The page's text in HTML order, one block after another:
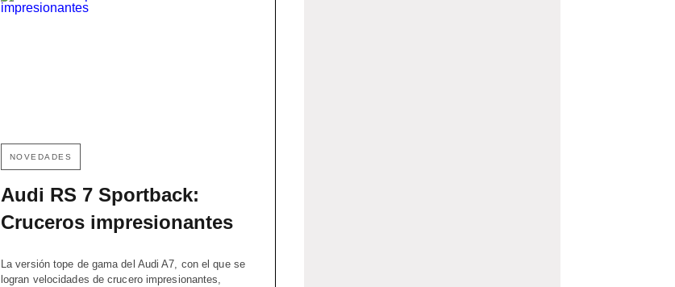
NOVEDADES
Audi RS 7 Sportback:
Cruceros impresionantes
La versión tope de gama del Audi A7, con el que se
logran velocidades de crucero impresionantes,